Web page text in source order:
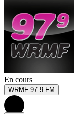
En cours
WRMF 97.9 FM